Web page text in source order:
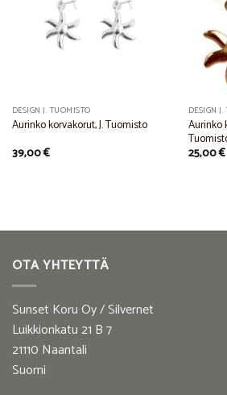
Wishlist
DESIGN J. TUOMISTO
Aurinko korvakorut, J. Tuomisto
39,00€
DESIGN
Aurinko
25,00€
OTA YHTEYTTÄ
Sunset Koru Oy / Silvernet
Luikkionkatu 21 B 7
21110 Naantali
Suomi